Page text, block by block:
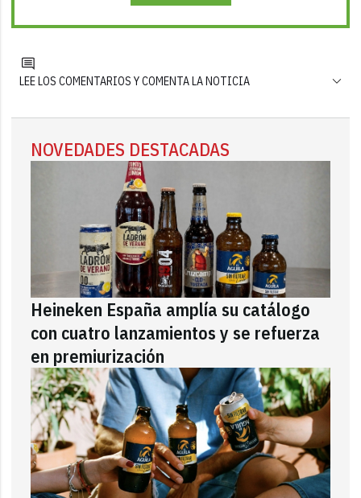
LEE LOS COMENTARIOS Y COMENTA LA NOTICIA
NOVEDADES DESTACADAS
Heineken España amplía su catálogo
con cuatro lanzamientos y se refuerza
en premiurización